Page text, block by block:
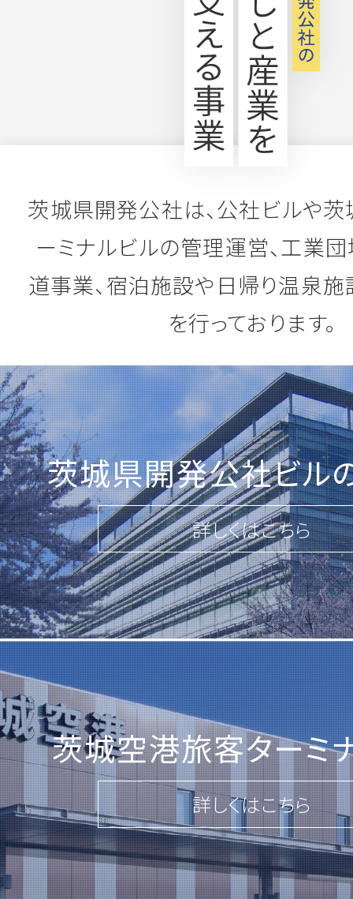
令和8年度工事の発注見通し一覧(R8
第76-48号 坂東山地区 造成工事(
第76-49号 坂東山地区 造成工事(
第76-50号 坂東山地区 上下水道管
一般競争入札のご案内 2026.03.4
「第83-3号 圏央道ＩＣ周辺地区(
事」
詳しくはこちら
一般競争入札のご案内 2026.02.27
「第80-24号 ひたちなか地区(第2期)
「第67-199号 北浦複合団地 伐木
1)」
「第67-200号 北浦複合団地 伐木
2)」
「第67-201号 北浦複合団地 伐木
3)」
詳しくはこちら
茨城県開発公社は、公社ビルや
ーミナルビルの管理運営、工業団
道事業、宿泊施設や日帰り温泉
を行っております。
茨城県開発公社ビル
詳しくはこちら
茨城空港旅客ターミ
詳しくはこちら